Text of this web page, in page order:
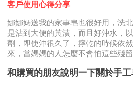
客戶使用心得分享
娜娜媽送我的家事皂也很好用，洗
是沾到大便的黃漬，而且好沖水，
劑，即使沖很久了，擰乾的時候依
來，當媽媽的人怎麼不會怕這些殘留
和購買的朋友說明一下關於手